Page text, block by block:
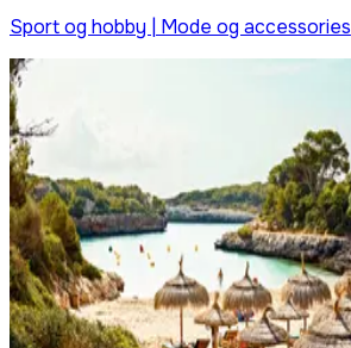
Sport og hobby | Mode og accessories